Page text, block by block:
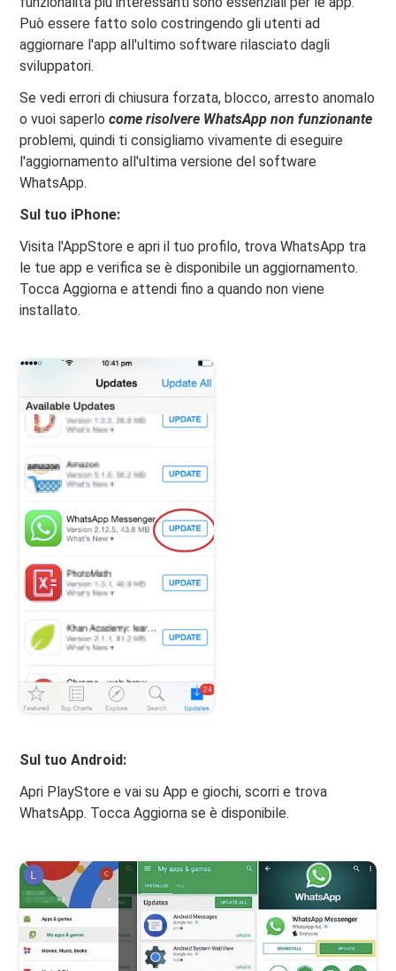
Può essere fatto solo costringendo gli utenti ad
aggiornare l'app all'ultimo software rilasciato dagli
sviluppatori.
Se vedi errori di chiusura forzata, blocco, arresto anomalo
o vuoi saperlocome risolvere WhatsApp non funzionante
problemi, quindi ti consigliamo vivamente di eseguire
l'aggiornamento all'ultima versione del software
WhatsApp.
Sul tuo iPhone:
Visita l'AppStore e apri il tuo profilo, trova WhatsApp tra
le tue app e verifica se è disponibile un aggiornamento.
Tocca Aggiorna e attendi fino a quando non viene
installato.
Sul tuo Android:
Apri PlayStore e vai su App e giochi, scorri e trova
WhatsApp. Tocca Aggiorna se è disponibile.